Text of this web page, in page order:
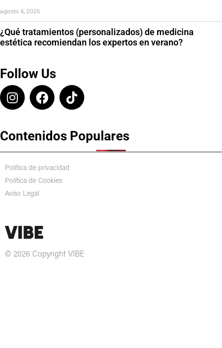
¿Qué tratamientos (personalizados) de medicina
estética recomiendan los expertos en verano?
agosto 4, 2026
Follow Us
Contenidos Populares
Política de privacidad
Política de Cookies
Aviso Legal
© 2026 Copyright VIBE